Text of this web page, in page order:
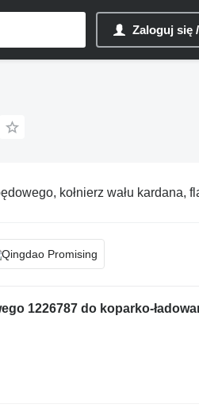
Zaloguj się
kołnierz wału kardana, flansza
1226787 do koparko-